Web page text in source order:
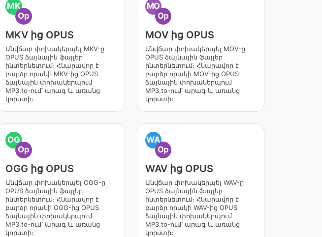
MK
Op
MKV ից OPUS
Անվճար փոխակերպել MKV-ը
OPUS ձայնային ֆայլեր
ինտերնետում։ Հնարավոր է
բարձր որակի MKV-ից OPUS
ձայնային փոխակերպում
MP3.to-ում՝ արագ և առանց
կորստի։
MO
Op
MOV ից OPUS
Անվճար փոխակերպել MOV-ը
OPUS ձայնային ֆայլեր
ինտերնետում։ Հնարավոր է
բարձր որակի MOV-ից OPUS
ձայնային փոխակերպում
MP3.to-ում՝ արագ և առանց
կորստի։
OG
Op
OGG ից OPUS
Անվճար փոխակերպել OGG-ը
OPUS ձայնային ֆայլեր
ինտերնետում։ Հնարավոր է
բարձր որակի OGG-ից OPUS
ձայնային փոխակերպում
MP3.to-ում՝ արագ և առանց
կորստի։
WA
Op
WAV ից OPUS
Անվճար փոխակերպել WAV-ը
OPUS ձայնային ֆայլեր
ինտերնետում։ Հնարավոր է
բարձր որակի WAV-ից OPUS
ձայնային փոխակերպում
MP3.to-ում՝ արագ և առանց
կորստի։